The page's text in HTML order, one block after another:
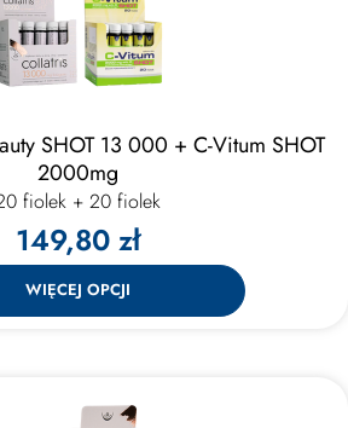
SHOT 13 000 + C-Vitum SHOT
2000mg
fiolek + 20 fiolek
149,80 zł
WIĘCEJ OPCJI